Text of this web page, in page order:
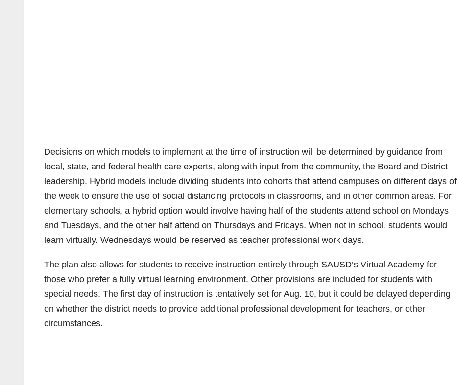
Decisions on which models to implement at the time of instruction will be determined by guidance from
local, state, and federal health care experts, along with input from the community, the Board and District
leadership. Hybrid models include dividing students into cohorts that attend campuses on different days of
the week to ensure the use of social distancing protocols in classrooms, and in other common areas. For
elementary schools, a hybrid option would involve having half of the students attend school on Mondays
and Tuesdays, and the other half attend on Thursdays and Fridays. When not in school, students would
learn virtually. Wednesdays would be reserved as teacher professional work days.
The plan also allows for students to receive instruction entirely through SAUSD’s Virtual Academy for
those who prefer a fully virtual learning environment. Other provisions are included for students with
special needs. The first day of instruction is tentatively set for Aug. 10, but it could be delayed depending
on whether the district needs to provide additional professional development for teachers, or other
circumstances.